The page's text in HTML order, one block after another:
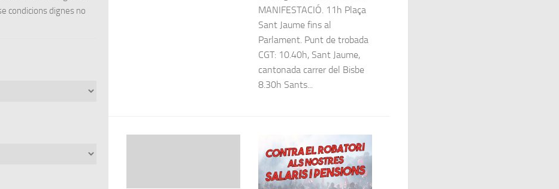
MANIFESTACIÓ. 11h Plaça
Sant Jaume fins al
Parlament. Punt de trobada
CGT: 10.40h, Sant Jaume,
cantonada carrer del Bisbe
8.30h Sants...
condicions dignes no